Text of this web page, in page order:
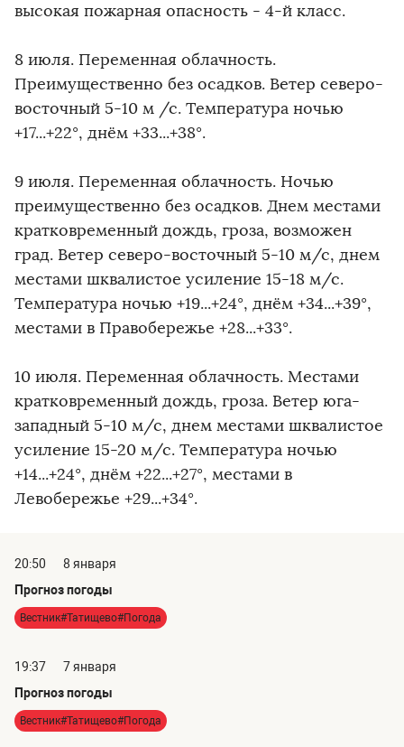
высокая пожарная опасность - 4-й класс.
8 июля. Переменная облачность.
Преимущественно без осадков. Ветер северо-
восточный 5-10 м /с. Температура ночью
+17...+22°, днём +33...+38°.
9 июля. Переменная облачность. Ночью
преимущественно без осадков. Днем местами
кратковременный дождь, гроза, возможен
град. Ветер северо-восточный 5-10 м/с, днем
местами шквалистое усиление 15-18 м/с.
Температура ночью +19...+24°, днём +34...+39°,
местами в Правобережье +28...+33°.
10 июля. Переменная облачность. Местами
кратковременный дождь, гроза. Ветер юга-
западный 5-10 м/с, днем местами шквалистое
усиление 15-20 м/с. Температура ночью
+14...+24°, днём +22...+27°, местами в
Левобережье +29...+34°.
20:50
8 января
Прогноз погоды
Вестник#Татищево#Погода
19:37
7 января
Прогноз погоды
Вестник#Татищево#Погода